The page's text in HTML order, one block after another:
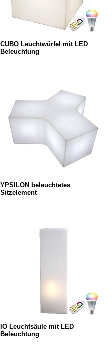
CUBO Leuchtwürfel mit LED
Beleuchtung
YPSILON beleuchtetes
Sitzelement
IO Leuchtsäule mit LED
Beleuchtung